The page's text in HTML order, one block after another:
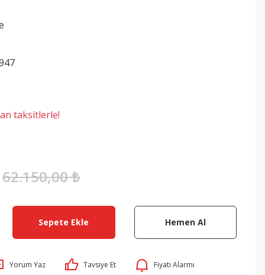
taksitlerle!
62.150,00 ₺
Sepete Ekle Hemen Al
Yorum Yaz Tavsiye Et Fiyatı Alarmı